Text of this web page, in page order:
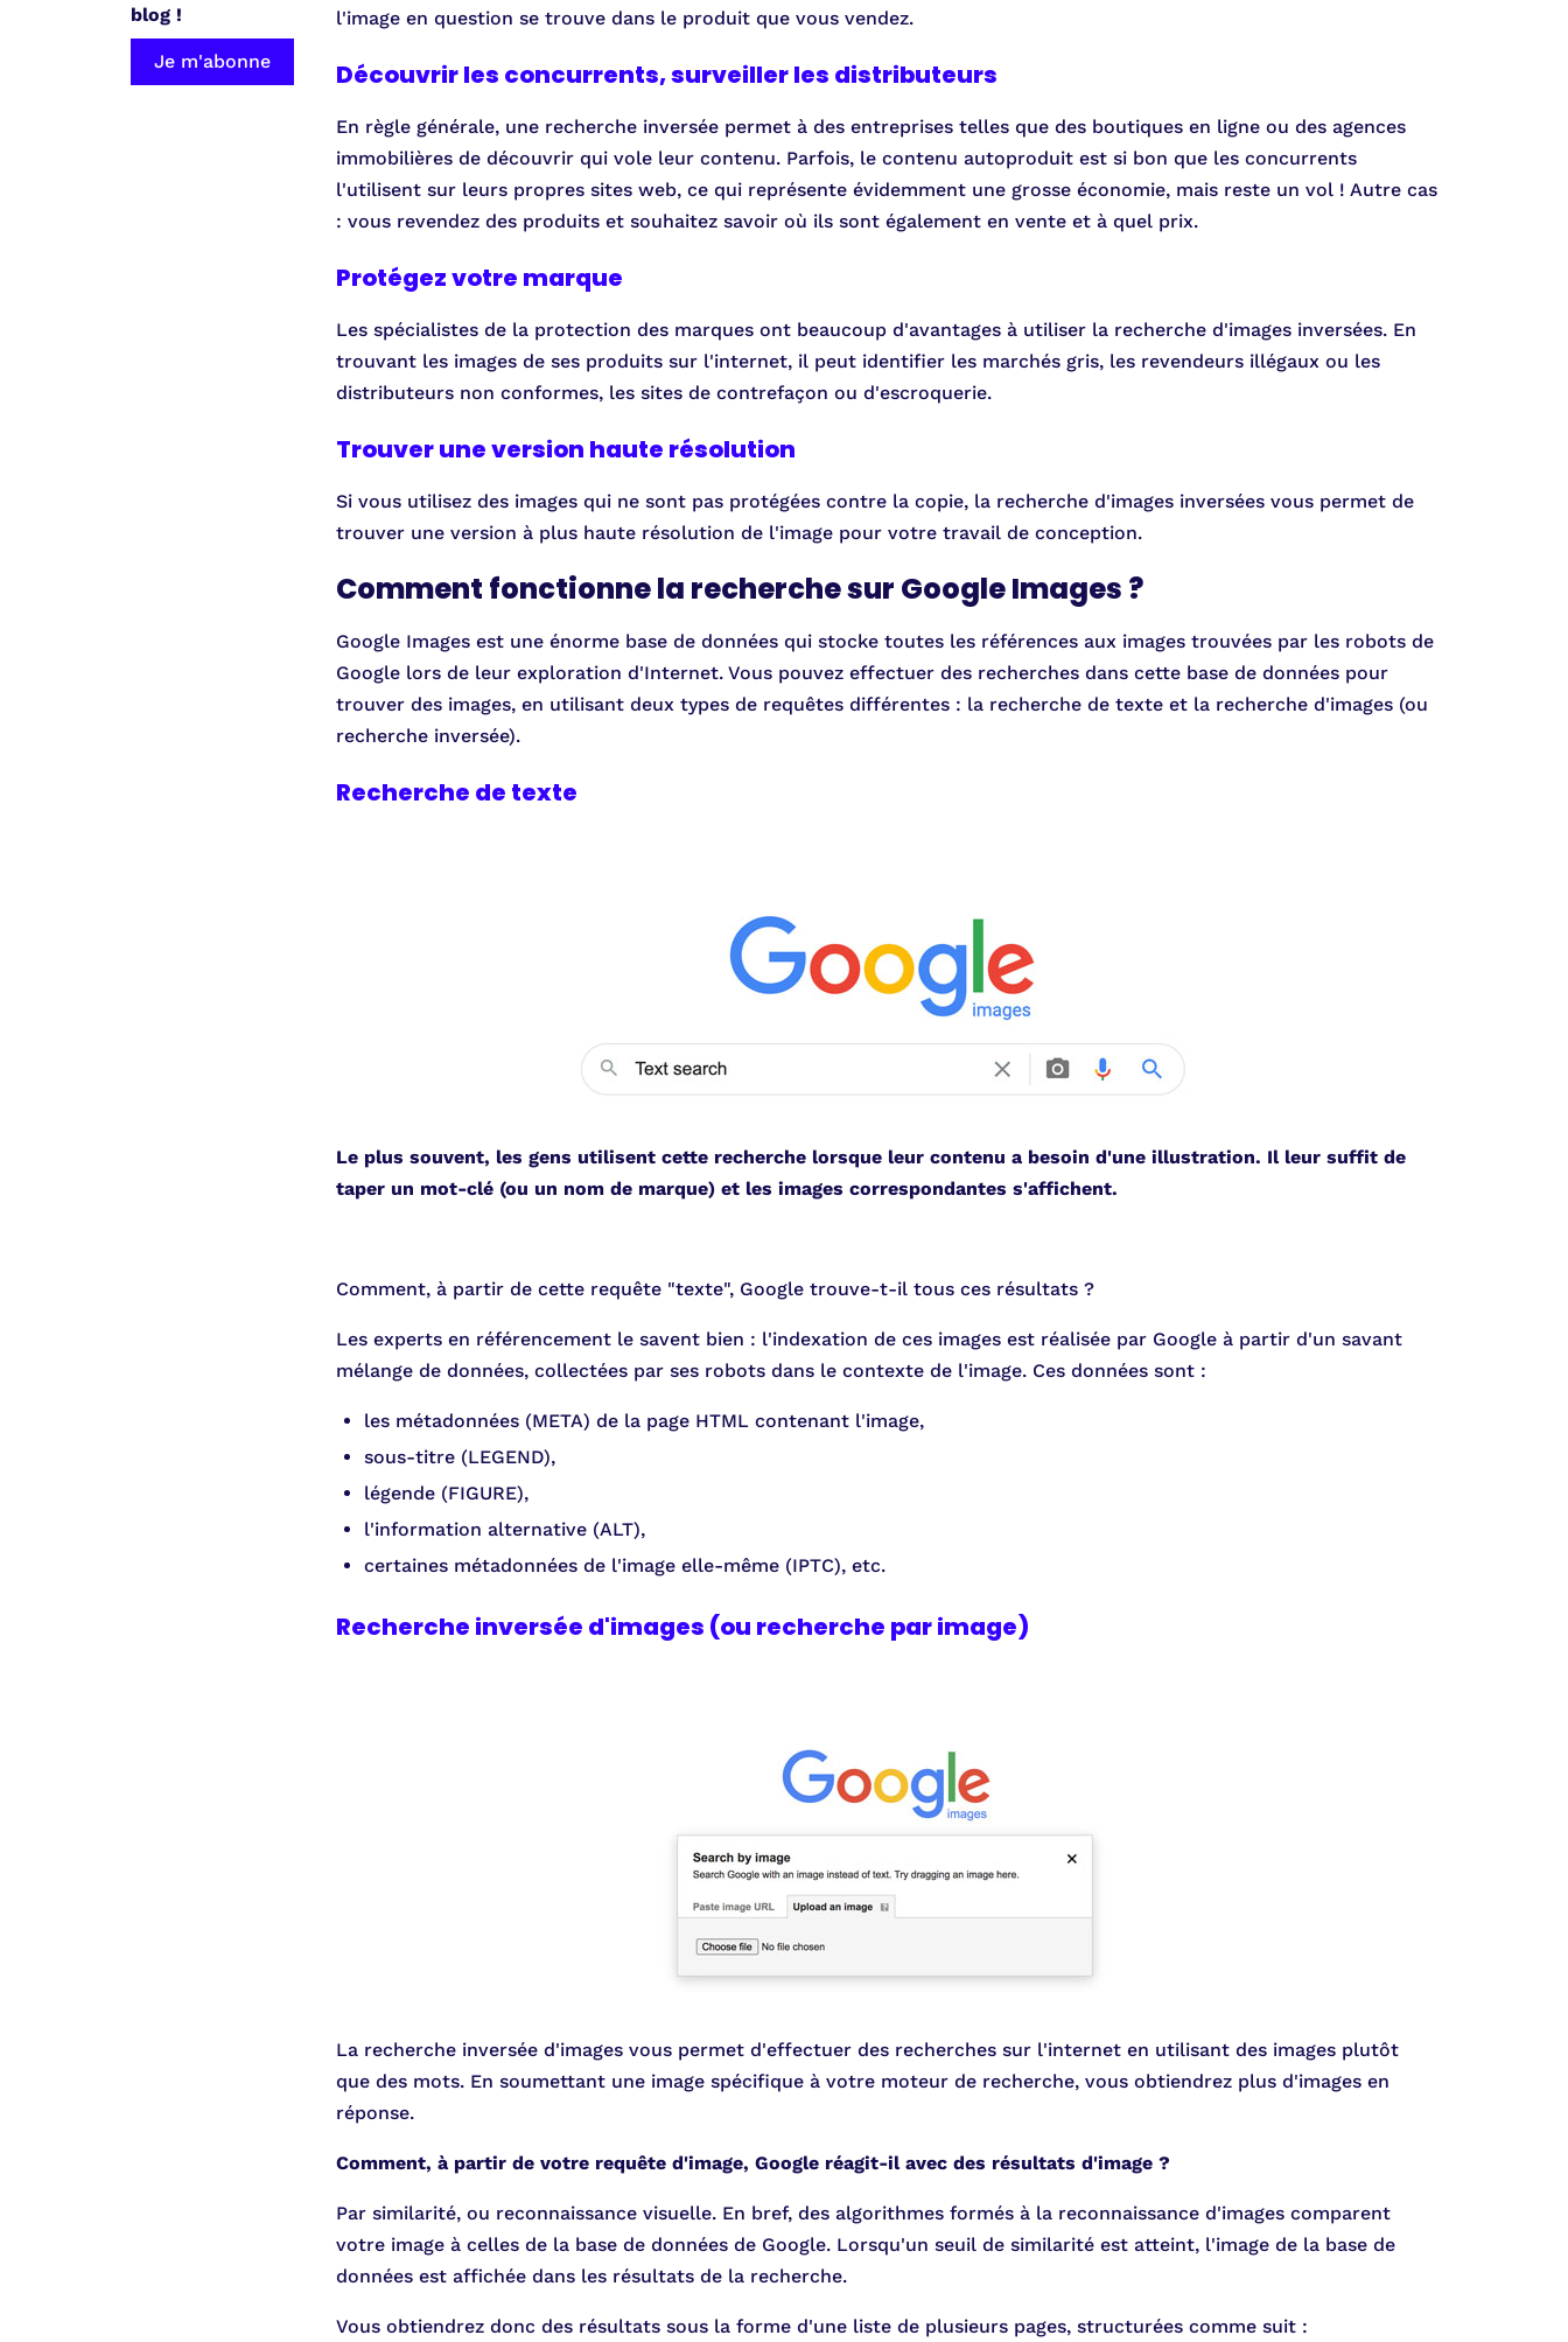
blog !
Je m'abonne
l'image en question se trouve dans le produit que vous vendez.
Découvrir les concurrents, surveiller les distributeurs
En règle générale, une recherche inversée permet à des entreprises telles que des boutiques en ligne ou des agences
immobilières de découvrir qui vole leur contenu. Parfois, le contenu autoproduit est si bon que les concurrents
l'utilisent sur leurs propres sites web, ce qui représente évidemment une grosse économie, mais reste un vol ! Autre cas
: vous revendez des produits et souhaitez savoir où ils sont également en vente et à quel prix.
Protégez votre marque
Les spécialistes de la protection des marques ont beaucoup d'avantages à utiliser la recherche d'images inversées. En
trouvant les images de ses produits sur l'internet, il peut identifier les marchés gris, les revendeurs illégaux ou les
distributeurs non conformes, les sites de contrefaçon ou d'escroquerie.
Trouver une version haute résolution
Si vous utilisez des images qui ne sont pas protégées contre la copie, la recherche d'images inversées vous permet de
trouver une version à plus haute résolution de l'image pour votre travail de conception.
Comment fonctionne la recherche sur Google Images ?
Google Images est une énorme base de données qui stocke toutes les références aux images trouvées par les robots de
Google lors de leur exploration d'Internet. Vous pouvez effectuer des recherches dans cette base de données pour
trouver des images, en utilisant deux types de requêtes différentes : la recherche de texte et la recherche d'images (ou
recherche inversée).
Recherche de texte
Le plus souvent, les gens utilisent cette recherche lorsque leur contenu a besoin d'une illustration. Il leur suffit de
taper un mot-clé (ou un nom de marque) et les images correspondantes s'affichent.
Comment, à partir de cette requête "texte", Google trouve-t-il tous ces résultats ?
Les experts en référencement le savent bien : l'indexation de ces images est réalisée par Google à partir d'un savant
mélange de données, collectées par ses robots dans le contexte de l'image. Ces données sont :
les métadonnées (META) de la page HTML contenant l'image,
sous-titre (LEGEND),
légende (FIGURE),
l'information alternative (ALT),
certaines métadonnées de l'image elle-même (IPTC), etc.
Recherche inversée d'images (ou recherche par image)
La recherche inversée d'images vous permet d'effectuer des recherches sur l'internet en utilisant des images plutôt
que des mots. En soumettant une image spécifique à votre moteur de recherche, vous obtiendrez plus d'images en
réponse.
Comment, à partir de votre requête d'image, Google réagit-il avec des résultats d'image ?
Par similarité, ou reconnaissance visuelle. En bref, des algorithmes formés à la reconnaissance d'images comparent
votre image à celles de la base de données de Google. Lorsqu'un seuil de similarité est atteint, l'image de la base de
données est affichée dans les résultats de la recherche.
Vous obtiendrez donc des résultats sous la forme d'une liste de plusieurs pages, structurées comme suit :